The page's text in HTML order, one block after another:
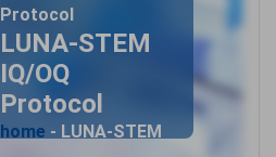
Protocol
LUNA-STEM
IQ/OQ
Protocol
home - LUNA-STEM